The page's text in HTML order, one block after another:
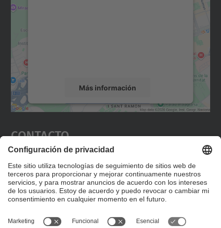
Más información
Aceptar
powered by
Contacto
Editad en la página "Contacto personalizado", que
encontraréis en la raíz de español, vuestros datos
personalizados de contacto.
Formulario de contacto